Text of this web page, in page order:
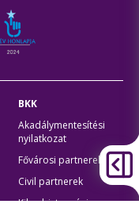
BKK
Akadálymentesítési
nyilatkozat
Fővárosi partnerek
Civil partnerek